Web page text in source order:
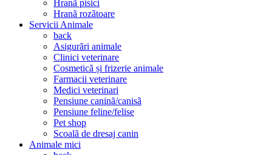
Hranã pisici
Hranã rozãtoare
Servicii Animale
back
Asigurãri animale
Clinici veterinare
Cosmeticã și frizerie animale
Farmacii veterinare
Medici veterinari
Pensiune caninã/canisã
Pensiune feline/felise
Pet shop
Scoalã de dresaj canin
Animale mici